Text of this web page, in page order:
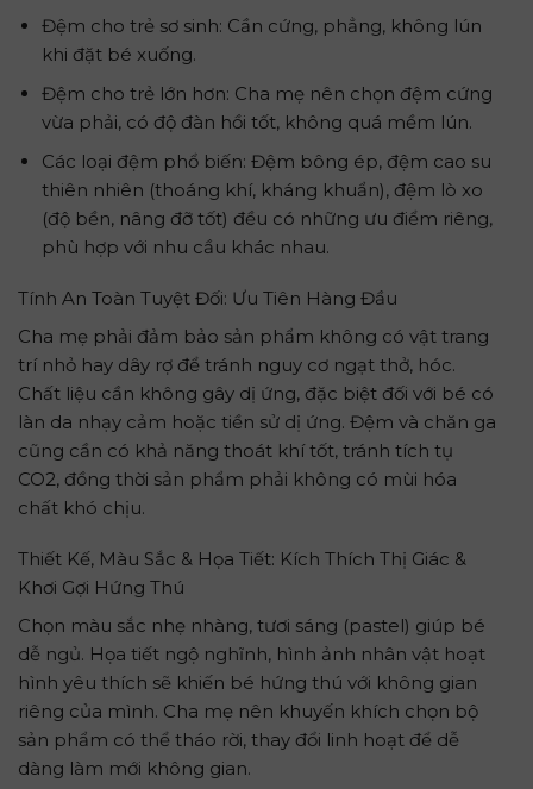
Đệm cho trẻ sơ sinh: Cần cứng, phẳng, không lún
khi đặt bé xuống.
Đệm cho trẻ lớn hơn: Cha mẹ nên chọn đệm cứng
vừa phải, có độ đàn hồi tốt, không quá mềm lún.
Các loại đệm phổ biến: Đệm bông ép, đệm cao su
thiên nhiên (thoáng khí, kháng khuẩn), đệm lò xo
(độ bền, nâng đỡ tốt) đều có những ưu điểm riêng,
phù hợp với nhu cầu khác nhau.
Tính An Toàn Tuyệt Đối: Ưu Tiên Hàng Đầu
Cha mẹ phải đảm bảo sản phẩm không có vật trang
trí nhỏ hay dây rợ để tránh nguy cơ ngạt thở, hóc.
Chất liệu cần không gây dị ứng, đặc biệt đối với bé có
làn da nhạy cảm hoặc tiền sử dị ứng. Đệm và chăn ga
cũng cần có khả năng thoát khí tốt, tránh tích tụ
CO2, đồng thời sản phẩm phải không có mùi hóa
chất khó chịu.
Thiết Kế, Màu Sắc & Họa Tiết: Kích Thích Thị Giác &
Khơi Gợi Hứng Thú
Chọn màu sắc nhẹ nhàng, tươi sáng (pastel) giúp bé
dễ ngủ. Họa tiết ngộ nghĩnh, hình ảnh nhân vật hoạt
hình yêu thích sẽ khiến bé hứng thú với không gian
riêng của mình. Cha mẹ nên khuyến khích chọn bộ
sản phẩm có thể tháo rời, thay đổi linh hoạt để dễ
dàng làm mới không gian.